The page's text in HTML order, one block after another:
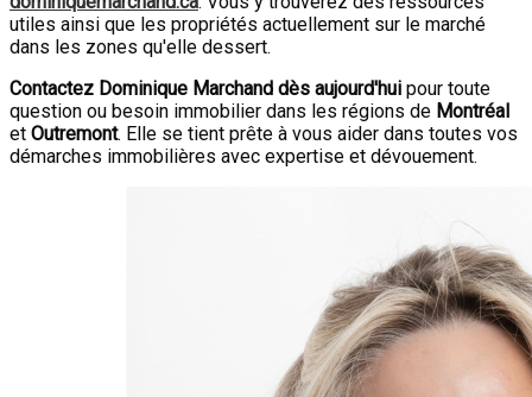
utiles ainsi que les propriétés actuellement sur le marché
dans les zones qu'elle dessert.
Contactez Dominique Marchand dès aujourd'hui pour toute
question ou besoin immobilier dans les régions de Montréal
et Outremont. Elle se tient prête à vous aider dans toutes vos
démarches immobilières avec expertise et dévouement.